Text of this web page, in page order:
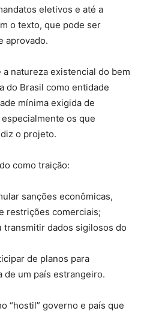
eletivos e até a
o texto, que pode ser
aprovado.
natureza existencial do bem
do Brasil como entidade
mínima exigida de
os que
o projeto.
como traição:
sanções econômicas,
restrições comerciais;
dados sigilosos do
de planos para
de um país estrangeiro.
“hostil” governo e país que